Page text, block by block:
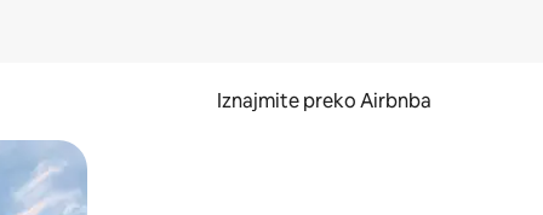
Iznajmite preko Airbnba